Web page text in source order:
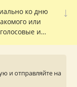
↓
ко дню
или
и
и отправляйте на